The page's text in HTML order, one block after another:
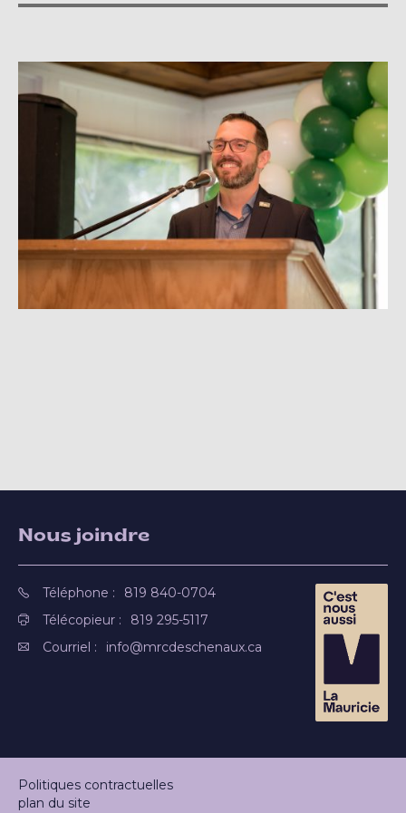
Nous joindre
Téléphone :
819 840-0704
Télécopieur :
819 295-5117
Courriel :
info@mrcdeschenaux.ca
Politiques contractuelles
plan du site